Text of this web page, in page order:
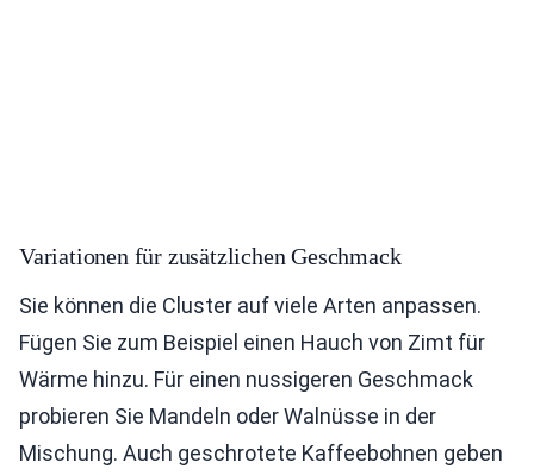
Variationen für zusätzlichen Geschmack
Sie können die Cluster auf viele Arten anpassen.
Fügen Sie zum Beispiel einen Hauch von Zimt für
Wärme hinzu. Für einen nussigeren Geschmack
probieren Sie Mandeln oder Walnüsse in der
Mischung. Auch geschrotete Kaffeebohnen geben